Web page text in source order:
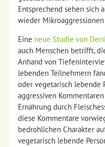
Entsprechend sehen sich
wieder
Eine neue Studie von
auch Menschen betrifft,
Anhand von
lebenden Teilnehmern
oder vegetarisch lebende
aggressiven
Ernährung durch
diese Kommentare
bedrohlichen Charakter
vegetarisch lebende